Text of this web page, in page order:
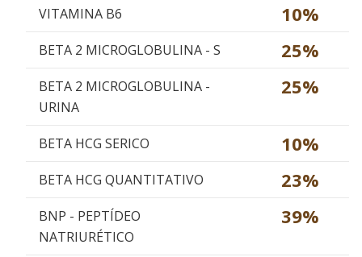
VITAMINA B6 10%
BETA 2 MICROGLOBULINA - S 25%
BETA 2 MICROGLOBULINA -
URINA
25%
BETA HCG SERICO 10%
BETA HCG QUANTITATIVO 23%
BNP - PEPTÍDEO
NATRIURÉTICO
39%